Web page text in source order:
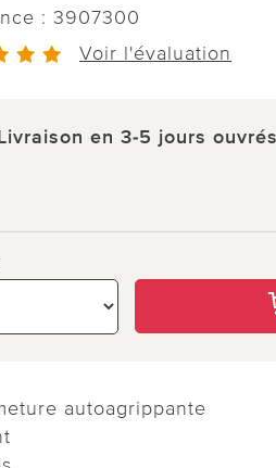
: 3907300
Voir l'évaluation
en 3-5 jours ouvrés
autoagrippante